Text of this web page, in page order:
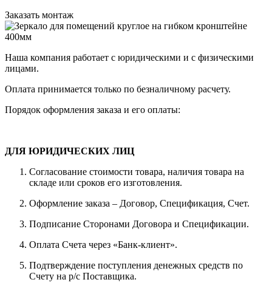
Заказать монтаж
Наша компания работает с юридическими и с физическими
лицами.
Оплата принимается только по безналичному расчету.
Порядок оформления заказа и его оплаты:
ДЛЯ ЮРИДИЧЕСКИХ ЛИЦ
Согласование стоимости товара, наличия товара на
складе или сроков его изготовления.
Оформление заказа – Договор, Спецификация, Счет.
Подписание Сторонами Договора и Спецификации.
Оплата Счета через «Банк-клиент».
Подтверждение поступления денежных средств по
Счету на р/с Поставщика.